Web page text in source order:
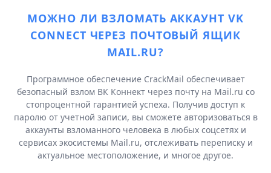
МОЖНО ЛИ ВЗЛОМАТЬ АККАУНТ VK
CONNECT ЧЕРЕЗ ПОЧТОВЫЙ ЯЩИК
MAIL.RU?
Программное обеспечение CrackMail обеспечивает
безопасный взлом ВК Коннект через почту на Mail.ru со
стопроцентной гарантией успеха. Получив доступ к
паролю от учетной записи, вы сможете авторизоваться в
аккаунты взломанного человека в любых соцсетях и
сервисах экосистемы Mail.ru, отслеживать переписку и
актуальное местоположение, и многое другое.